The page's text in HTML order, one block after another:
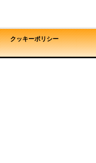
クッキーポリシー